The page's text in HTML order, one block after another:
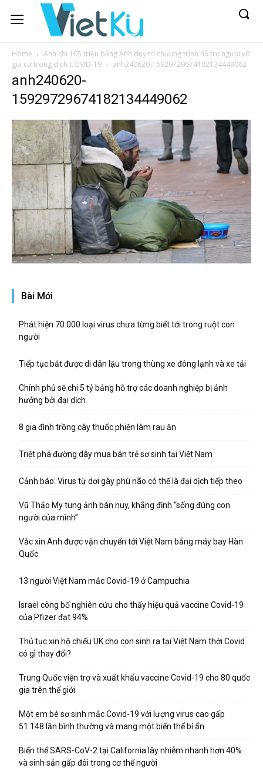
Home
Anh chi 105 triệu bảng Anh duy trì chương trình hỗ trợ người vô
gia cư trong dịch COVID-19
anh240620-15929729674182134449062
anh240620-
15929729674182134449062
Bài Mới
Phát hiện 70.000 loại virus chưa từng biết tới trong ruột con
người
Tiếp tục bắt được di dân lậu trong thùng xe đông lạnh và xe tải
Chính phủ sẽ chi 5 tỷ bảng hỗ trợ các doanh nghiệp bị ảnh
hưởng bởi đại dịch
8 gia đình trồng cây thuốc phiện làm rau ăn
Triệt phá đường dây mua bán trẻ sơ sinh tại Việt Nam
Cảnh báo: Virus từ dơi gây phù não có thể là đại dịch tiếp theo
Vũ Thảo My tung ảnh bán nuy, khẳng định “sống đúng con
người của mình”
Vắc xin Anh được vận chuyển tới Việt Nam bằng máy bay Hàn
Quốc
13 người Việt Nam mắc Covid-19 ở Campuchia
Israel công bố nghiên cứu cho thấy hiệu quả vaccine Covid-19
của Pfizer đạt 94%
Thủ tục xin hộ chiếu UK cho con sinh ra tại Việt Nam thời Covid
có gì thay đổi?
Trung Quốc viện trợ và xuất khẩu vaccine Covid-19 cho 80 quốc
gia trên thế giới
Một em bé sơ sinh mắc Covid-19 với lượng virus cao gấp
51.148 lần bình thường và mang một biến thể bí ẩn
Biến thể SARS-CoV-2 tại California lây nhiễm nhanh hơn 40%
và sinh sản gấp đôi trong cơ thể người